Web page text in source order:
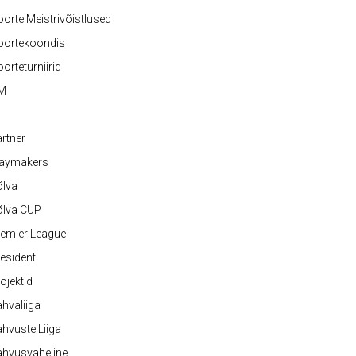
Meistrivõistlused
CUP
League
Liiga